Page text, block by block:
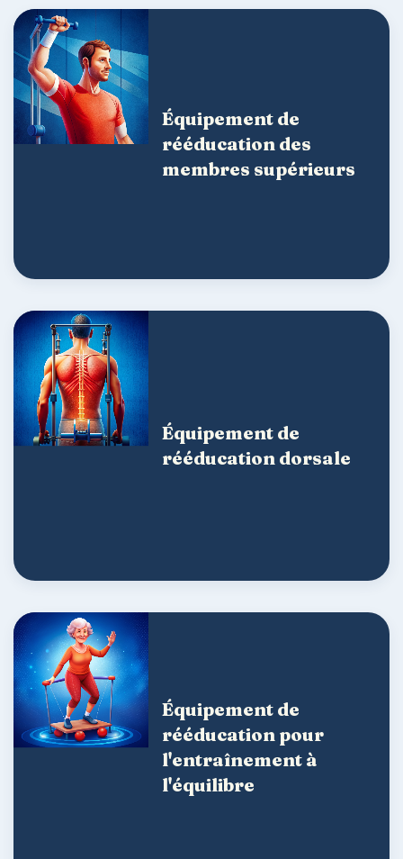
Équipement de
rééducation des
membres supérieurs
Équipement de
rééducation dorsale
Équipement de
rééducation pour
l'entraînement à
l'équilibre